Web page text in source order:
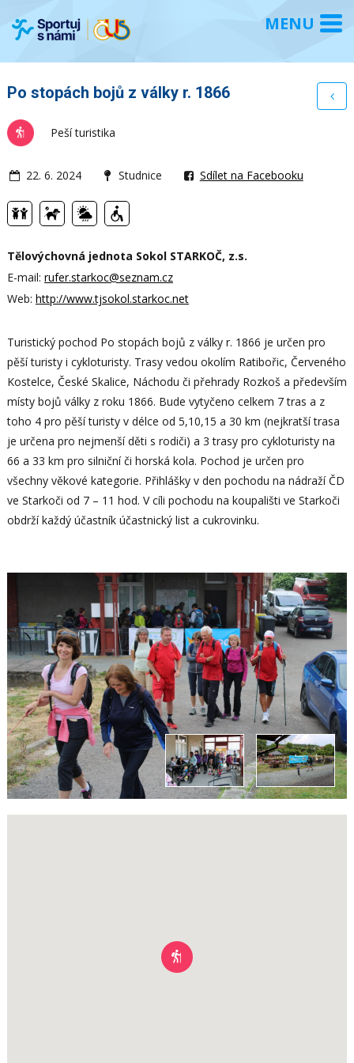
Po stopách bojů z války r. 1866
Peší turistika
22. 6. 2024 Studnice Sdílet na Facebooku
Tělovýchovná jednota Sokol STARKOČ, z.s.
E-mail: rufer.starkoc@seznam.cz
Web: http://www.tjsokol.starkoc.net
Turistický pochod Po stopách bojů z války r. 1866 je určen pro
pěší turisty i cykloturisty. Trasy vedou okolím Ratibořic, Červeného
Kostelce, České Skalice, Náchodu či přehrady Rozkoš a především
místy bojů války z roku 1866. Bude vytyčeno celkem 7 tras a z
toho 4 pro pěší turisty v délce od 5,10,15 a 30 km (nejkratší trasa
je určena pro nejmenší děti s rodiči) a 3 trasy pro cykloturisty na
66 a 33 km pro silniční či horská kola. Pochod je určen pro
všechny věkové kategorie. Přihlášky v den pochodu na nádraží ČD
ve Starkoči od 7 – 11 hod. V cíli pochodu na koupališti ve Starkoči
obdrží každý účastník účastnický list a cukrovinku.